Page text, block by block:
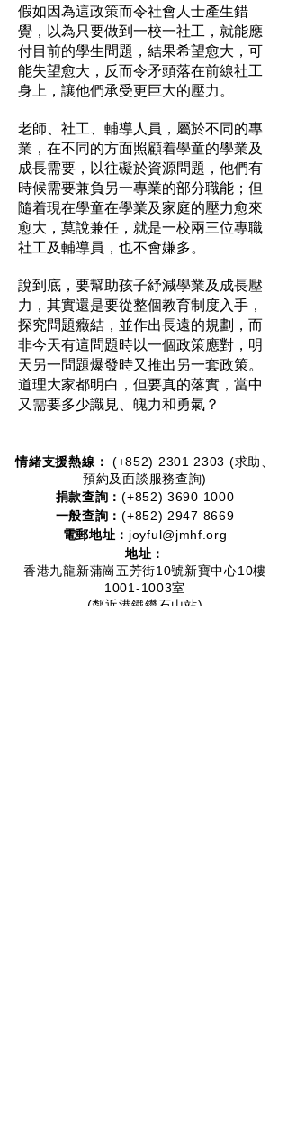
假如因為這政策而令社會人士產生錯
覺，以為只要做到一校一社工，就能應
付目前的學生問題，結果希望愈大，可
能失望愈大，反而令矛頭落在前線社工
身上，讓他們承受更巨大的壓力。
老師、社工、輔導人員，屬於不同的專
業，在不同的方面照顧着學童的學業及
成長需要，以往礙於資源問題，他們有
時候需要兼負另一專業的部分職能；但
隨着現在學童在學業及家庭的壓力愈來
愈大，莫說兼任，就是一校兩三位專職
社工及輔導員，也不會嫌多。
說到底，要幫助孩子紓減學業及成長壓
力，其實還是要從整個教育制度入手，
探究問題癥結，並作出長遠的規劃，而
非今天有這問題時以一個政策應對，明
天另一問題爆發時又推出另一套政策。
道理大家都明白，但要真的落實，當中
又需要多少識見、魄力和勇氣？
情緒支援熱線：​​ (+852) 2301 2303 (求助、
預約及面談服務查詢)
捐款查詢：(+852)3690 1000
一般查詢：(+852) 2947 8669
電郵地址： joyful@jmhf.org
地址：
香港九龍新蒲崗五芳街10號新寶中心10樓
1001-1003室
(鄰近港鐵鑽石山站)